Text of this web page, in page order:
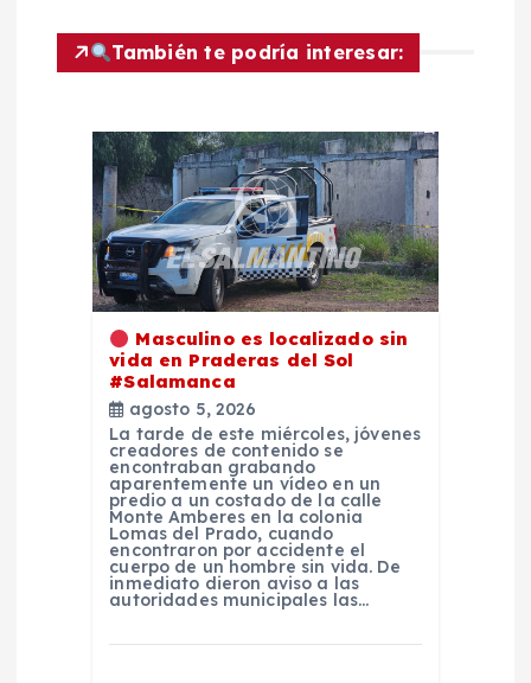
g
a
También te podría interesar:
Masculino es localizado sin
vida en Praderas del Sol
#Salamanca
agosto 5, 2026
La tarde de este miércoles, jóvenes
creadores de contenido se
encontraban grabando
aparentemente un vídeo en un
predio a un costado de la calle
Monte Amberes en la colonia
Lomas del Prado, cuando
encontraron por accidente el
cuerpo de un hombre sin vida. De
inmediato dieron aviso a las
autoridades municipales las…